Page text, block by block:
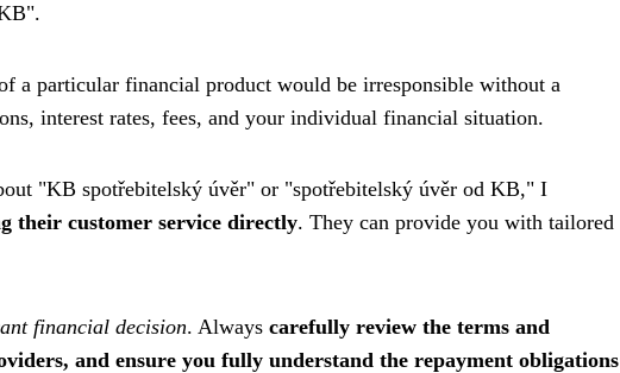
a particular financial product would be irresponsible without a
interest rates, fees, and your individual financial situation.
"KB spotřebitelský úvěr" or "spotřebitelský úvěr od KB," I
their customer service directly. They can provide you with tailored
financial decision. Always carefully review the terms and
and ensure you fully understand the repayment obligations